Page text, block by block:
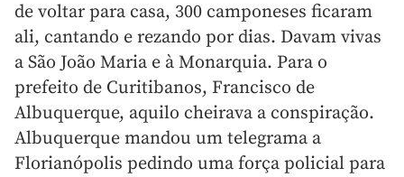
de voltar para casa, 300 camponeses ficaram
ali, cantando e rezando por dias. Davam vivas
a São João Maria e à Monarquia. Para o
prefeito de Curitibanos, Francisco de
Albuquerque, aquilo cheirava a conspiração.
Albuquerque mandou um telegrama a
Florianópolis pedindo uma força policial para